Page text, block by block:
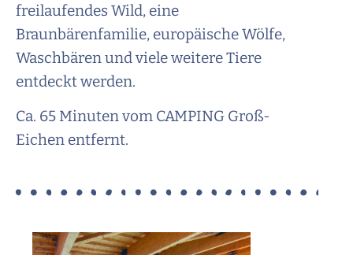
freilaufendes Wild, eine
Braunbärenfamilie, europäische Wölfe,
Waschbären und viele weitere Tiere
entdeckt werden.
Ca. 65 Minuten vom CAMPING Groß-
Eichen entfernt.